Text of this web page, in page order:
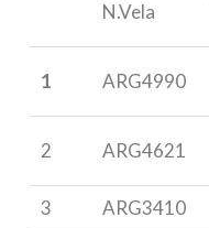
N.Vela
1 ARG4990
2 ARG4621
3
ARG3410